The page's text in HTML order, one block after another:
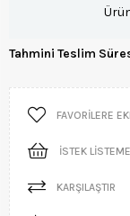
Tahmini Teslim
FAVORILERE
İSTEK
KARŞILAŞTIR